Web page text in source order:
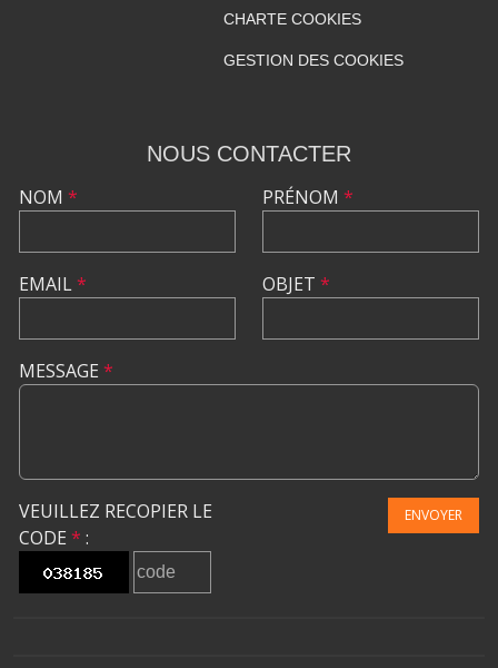
CHARTE COOKIES
GESTION DES COOKIES
NOUS CONTACTER
NOM *
EMAIL*
PRÉNOM *
OBJET *
MESSAGE *
VEUILLEZ RECOPIER LE
CODE * :
ENVOYER